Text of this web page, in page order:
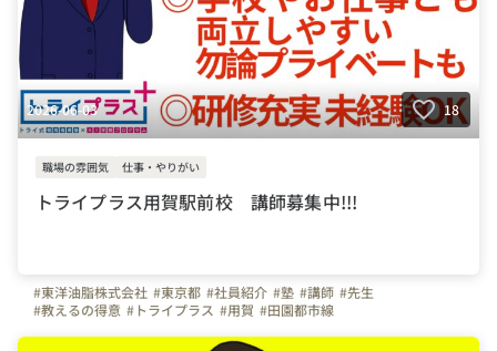
2026-06-03 18
職場の雰囲気 仕事・やりがい
トライプラス用賀駅前校 講師募集中!!!
#東洋油脂株式会社 #東京都 #社員紹介 #塾 #講師 #先生
#教えるの得意 #トライプラス #用賀 #田園都市線